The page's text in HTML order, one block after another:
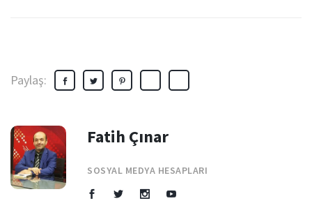
Paylaş:
Fatih Çınar
SOSYAL MEDYA HESAPLARI